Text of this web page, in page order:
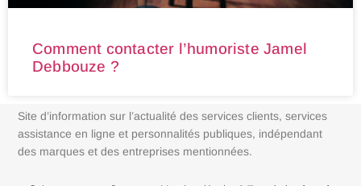
Comment contacter l’humoriste Jamel
Debbouze ?
Site d’information sur l’actualité des services clients, services
assistance en ligne et personnalités publiques, indépendant
des marques et des entreprises mentionnées.